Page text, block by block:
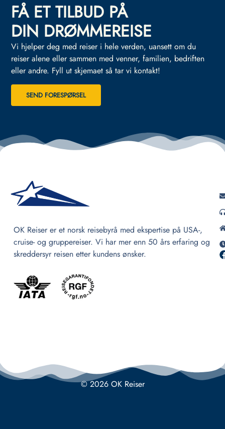
FÅ ET TILBUD PÅ
DIN DRØMMEREISE
Vi hjelper deg med reiser i hele verden, uansett om du
reiser alene eller sammen med venner, familien, bedriften
eller andre. Fyll ut skjemaet så tar vi kontakt!
SEND FORESPØRSEL
OK Reiser er et norsk reisebyrå med ekspertise på USA-,
cruise- og gruppereiser. Vi har mer enn 50 års erfaring og
skreddersyr reisen etter kundens ønsker.
© 2026 OK Reiser